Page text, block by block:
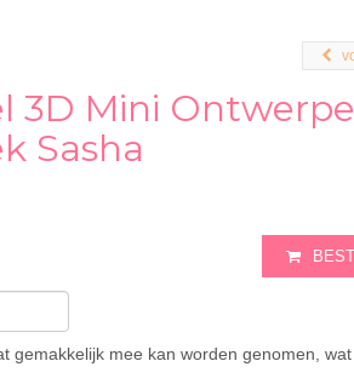
3D Mini
Sasha
gemakkelijk mee kan worden genomen,